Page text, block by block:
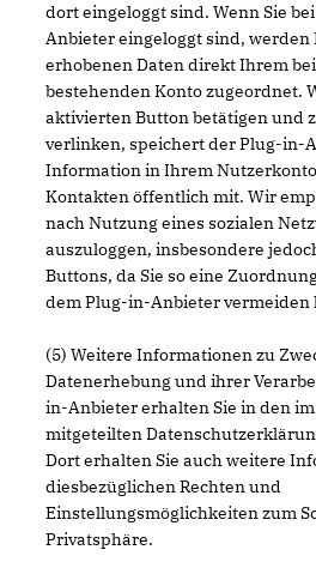
dort eingeloggt sind. Wenn Sie
Anbieter eingeloggt sind, werden
erhobenen Daten direkt Ihrem
bestehenden Konto zugeordnet.
aktivierten Button betätigen und
verlinken, speichert der Plug-in-
Information in Ihrem
Kontakten öffentlich mit. Wir
nach Nutzung eines sozialen
auszuloggen, insbesondere
Buttons, da Sie so eine
dem Plug-in-Anbieter vermeiden
(5) Weitere Informationen zu
Datenerhebung und ihrer
in-Anbieter erhalten Sie in den
mitgeteilten
Dort erhalten Sie auch weitere
diesbezüglichen Rechten und
Einstellungsmöglichkeiten zum
Privatsphäre.